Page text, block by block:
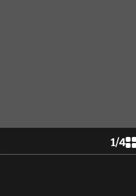
1/4